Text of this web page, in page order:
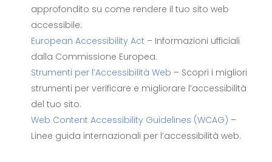
approfondito su come rendere il tuo sito web
accessibile.
European Accessibility Act – Informazioni ufficiali
dalla Commissione Europea.
Strumenti per l’Accessibilità Web – Scopri i migliori
strumenti per verificare e migliorare l’accessibilità
del tuo sito.
Web Content Accessibility Guidelines (WCAG) –
Linee guida internazionali per l’accessibilità web.